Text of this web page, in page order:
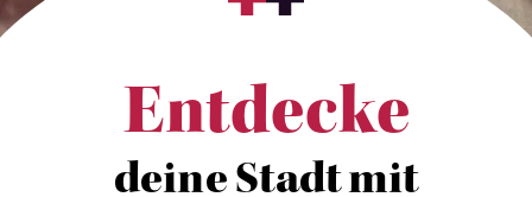
Entdecke
deine Stadt mit